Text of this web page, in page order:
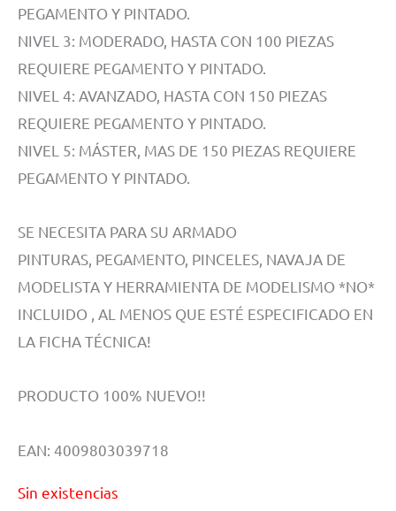
PEGAMENTO Y PINTADO.
NIVEL 3: MODERADO, HASTA CON 100 PIEZAS
REQUIERE PEGAMENTO Y PINTADO.
NIVEL 4: AVANZADO, HASTA CON 150 PIEZAS
REQUIERE PEGAMENTO Y PINTADO.
NIVEL 5: MÁSTER, MAS DE 150 PIEZAS REQUIERE
PEGAMENTO Y PINTADO.
SE NECESITA PARA SU ARMADO
PINTURAS, PEGAMENTO, PINCELES, NAVAJA DE
MODELISTA Y HERRAMIENTA DE MODELISMO *NO*
INCLUIDO , AL MENOS QUE ESTÉ ESPECIFICADO EN
LA FICHA TÉCNICA!
PRODUCTO 100% NUEVO!!
EAN: 4009803039718
Sin existencias